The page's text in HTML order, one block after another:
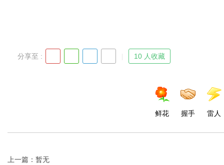
分享至 : 10 人收藏
鲜花 握手 雷人
上一篇：暂无